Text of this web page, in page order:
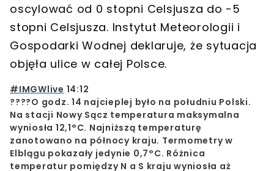
oscylować od 0 stopni Celsjusza do -5
stopni Celsjusza. Instytut Meteorologii i
Gospodarki Wodnej deklaruje, że sytuacja
objęła ulice w całej Polsce.
#IMGWlive 14:12
????️O godz. 14 najcieplej było na południu Polski.
Na stacji Nowy Sącz temperatura maksymalna
wyniosła 12,1°C. Najniższą temperaturę
zanotowano na północy kraju. Termometry w
Elblągu pokazały jedynie 0,7°C. Różnica
temperatur pomiędzy N a S kraju wyniosła aż